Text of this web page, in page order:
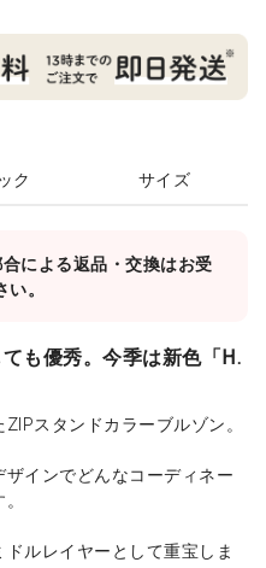
ク サイズ
による返品・交換はお受
。
も優秀。今季は新色「H.
スタンドカラーブルゾン。
インでどんなコーディネー
ルレイヤーとして重宝しま